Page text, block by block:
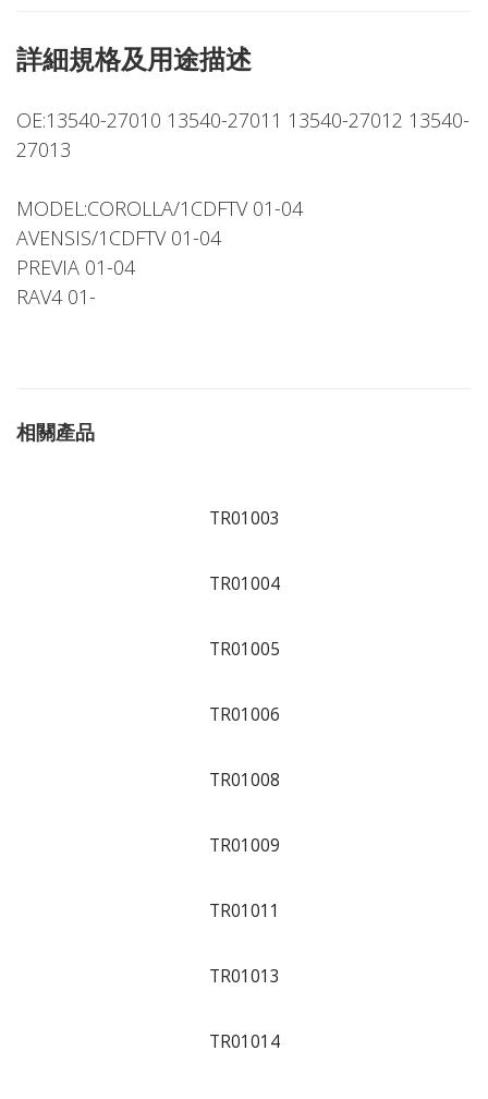
詳細規格及用途描述
OE:13540-27010 13540-27011 13540-27012 13540-
27013
MODEL:COROLLA/1CDFTV 01-04
AVENSIS/1CDFTV 01-04
PREVIA 01-04
RAV4 01-
相關產品
TR01003
TR01004
TR01005
TR01006
TR01008
TR01009
TR01011
TR01013
TR01014